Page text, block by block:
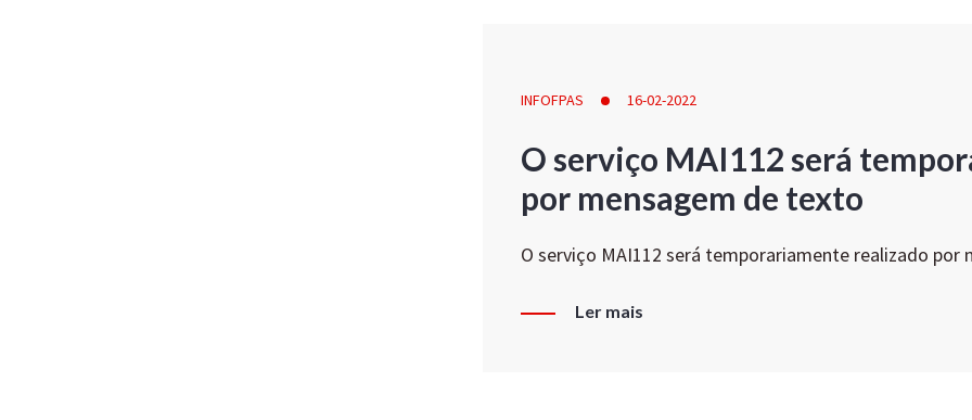
INFOFPAS 16-02-2022
O serviço MAI112 será
por mensagem de texto
O serviço MAI112 será temporariamente realizado por
Ler mais